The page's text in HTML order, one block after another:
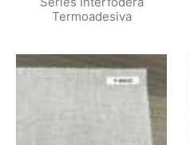
Termoadesiva